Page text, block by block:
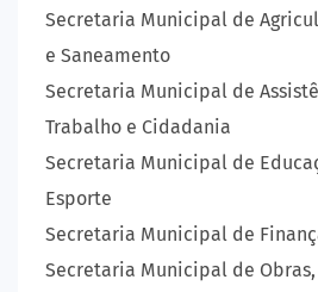
Secretaria Municipal de
e Saneamento
Secretaria Municipal de
Trabalho e Cidadania
Secretaria Municipal de
Esporte
Secretaria Municipal de
Secretaria Municipal de Obras,